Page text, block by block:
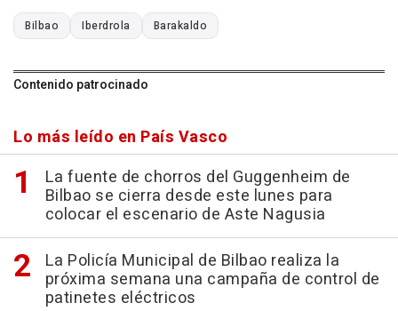
Bilbao Iberdrola Barakaldo
Contenido patrocinado
Lo más leído en País Vasco
La fuente de chorros del Guggenheim de
Bilbao se cierra desde este lunes para
colocar el escenario de Aste Nagusia
La Policía Municipal de Bilbao realiza la
próxima semana una campaña de control de
patinetes eléctricos